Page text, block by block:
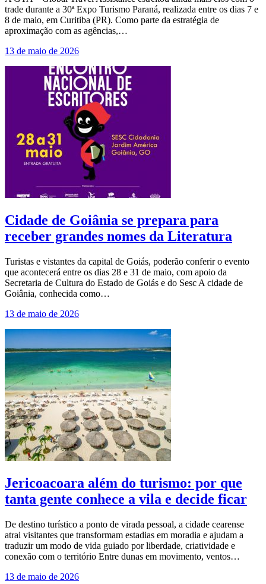
trade durante a 30ª Expo Turismo Paraná, realizada entre os dias 7 e
8 de maio, em Curitiba (PR). Como parte da estratégia de
aproximação com as agências,…
13 de maio de 2026
Cidade de Goiânia se prepara para
receber grandes nomes da Literatura
Turistas e vistantes da capital de Goiás, poderão conferir o evento
que acontecerá entre os dias 28 e 31 de maio, com apoio da
Secretaria de Cultura do Estado de Goiás e do Sesc A cidade de
Goiânia, conhecida como…
13 de maio de 2026
Jericoacoara além do turismo: por que
tanta gente conhece a vila e decide ficar
De destino turístico a ponto de virada pessoal, a cidade cearense
atrai visitantes que transformam estadias em moradia e ajudam a
traduzir um modo de vida guiado por liberdade, criatividade e
conexão com o território Entre dunas em movimento, ventos…
13 de maio de 2026